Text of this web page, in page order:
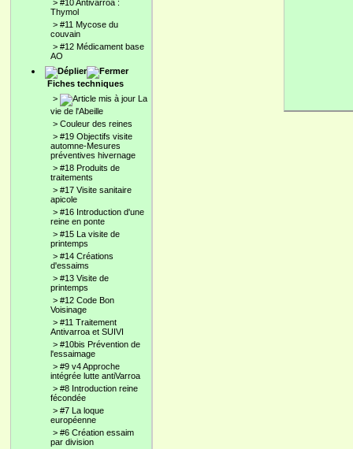
> #10 Antivarroa :
Thymol
> #11 Mycose du
couvain
> #12 Médicament base
AO
Fiches techniques
>
La
vie de l'Abeille
> Couleur des reines
> #19 Objectifs visite
automne-Mesures
préventives hivernage
> #18 Produits de
traitements
> #17 Visite sanitaire
apicole
> #16 Introduction d'une
reine en ponte
> #15 La visite de
printemps
> #14 Créations
d'essaims
> #13 Visite de
printemps
> #12 Code Bon
Voisinage
> #11 Traitement
Antivarroa et SUIVI
> #10bis Prévention de
l'essaimage
> #9 v4 Approche
intégrée lutte antiVarroa
> #8 Introduction reine
fécondée
> #7 La loque
européenne
> #6 Création essaim
par division